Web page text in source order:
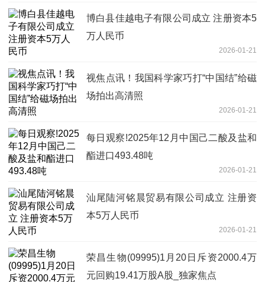
博白县佳越电子有限公司成立 注册资本5
万人民币
2026-01-21
视焦点讯！我国科学家巧打“中国结”给磁
场拍出高清照
2026-01-21
每日观察!2025年12月中国己二酸及盐和
酯进口493.48吨
2026-01-21
汕尾陆河铭晨贸易有限公司成立 注册资
本5万人民币
2026-01-21
荣昌生物(09995)1月20日斥资2000.4万
元回购19.41万股A股_独家焦点